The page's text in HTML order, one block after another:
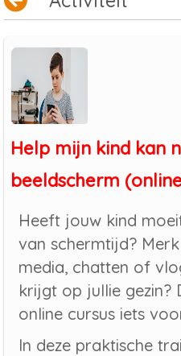
Help mijn kind kan
beeldscherm
Heeft jouw kind
van schermtijd?
media, chatten of
krijgt op jullie gezin?
online cursus iets
In deze praktische